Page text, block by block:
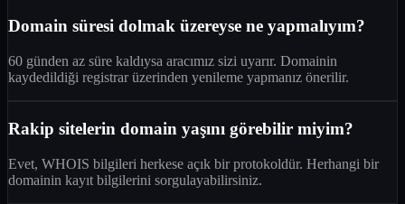
Domain süresi dolmak üzereyse ne yapmalıyım?
60 günden az süre kaldıysa aracımız sizi uyarır. Domainin
kaydedildiği registrar üzerinden yenileme yapmanız önerilir.
Rakip sitelerin domain yaşını görebilir miyim?
Evet, WHOIS bilgileri herkese açık bir protokoldür. Herhangi bir
domainin kayıt bilgilerini sorgulayabilirsiniz.